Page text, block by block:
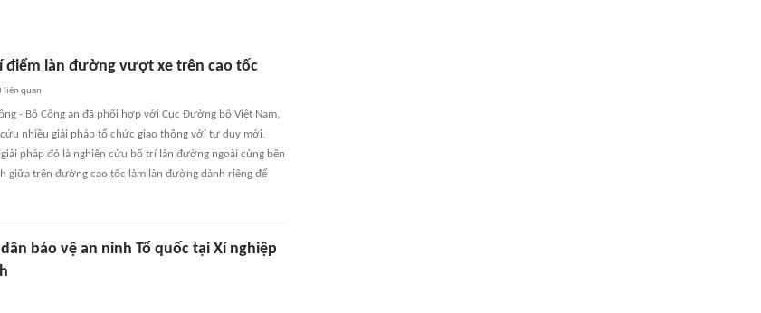
điểm làn đường vượt xe trên cao tốc
liên quan
- Bộ Công an đã phối hợp với Cục Đường bộ Việt Nam,
nhiều giải pháp tổ chức giao thông với tư duy mới.
pháp đó là nghiên cứu bố trí làn đường ngoài cùng bên
giữa trên đường cao tốc làm làn đường dành riêng để
bảo vệ an ninh Tổ quốc tại Xí nghiệp